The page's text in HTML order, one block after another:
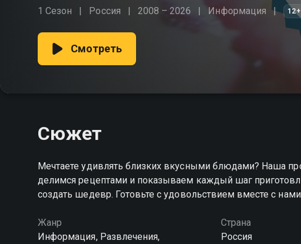
1 Сезон Россия 2008 – 2026 Информация 12+
Смотреть
Сюжет
Мечтаете удивлять близких вкусными блюдами? Наша
делимся рецептами и показываем каждый шаг
создать шедевр. Готовьте с удовольствием вместе с
Жанр
Информация, Развлечения,
Страна
Россия